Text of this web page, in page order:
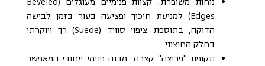
Edges) למניעת חיכוך ופציעה בעור בזמן לבישה
הדוקה, בתוספת ציפוי סוויד (Suede) רך ויוקרתי
בחלק החיצוני.
תקופת "פריצה" קצרה: מבנה פנימי ייחודי המאפשר